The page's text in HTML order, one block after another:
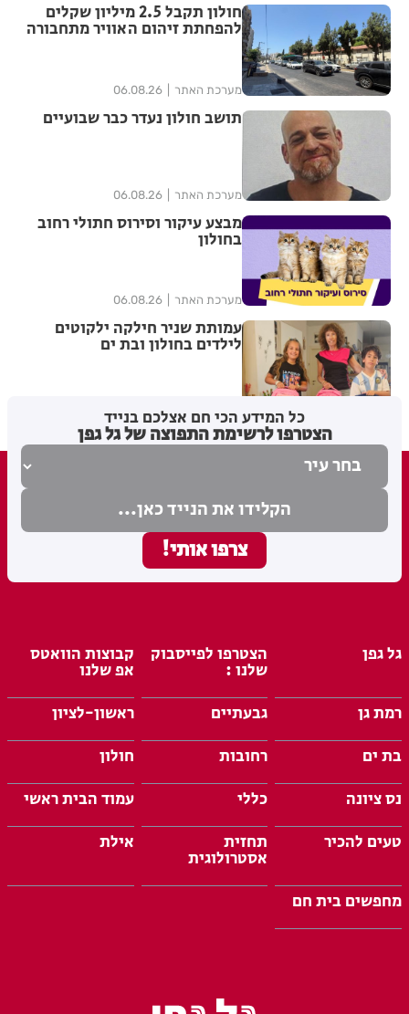
חולון תקבל 2.5 מיליון שקלים
להפחתת זיהום האוויר מתחבורה
מערכת האתר 06.08.26
תושב חולון נעדר כבר שבועיים
מערכת האתר 06.08.26
מבצע עיקור וסירוס חתולי רחוב
בחולון
מערכת האתר 06.08.26
עמותת שניר חילקה ילקוטים
לילדים בחולון ובת ים
כל המידע הכי חם אצלכם בנייד
הצטרפו לרשימת התפוצה של גל גפן
גל גפן הצטרפו לפייסבוק
שלנו :
קבוצות הוואטס
אפ שלנו
רמת גן
גבעתיים
ראשון-לציון
בת ים
רחובות
חולון
נס ציונה
כללי
עמוד הבית ראשי
טעים להכיר
תחזית
אסטרולוגית
אילת
מחפשים בית חם